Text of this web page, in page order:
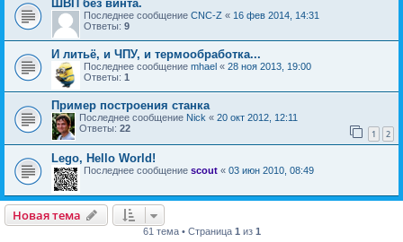
ШВП без винта.
Последнее сообщение CNC-Z « 16 фев 2014, 14:31
Ответы: 9
И литьё, и ЧПУ, и термообработка...
Последнее сообщение mhael « 28 ноя 2013, 19:00
Ответы: 1
Пример построения станка
Последнее сообщение Nick « 20 окт 2012, 12:11
Ответы: 22 1 2
Lego, Hello World!
Последнее сообщение scout « 03 июн 2010, 08:49
Новая тема
61 тема • Страница 1 из 1